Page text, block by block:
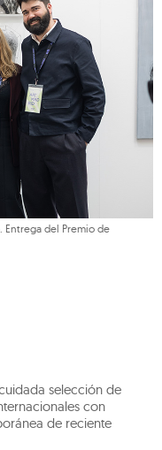
Entrega del Premio de
selección de
con
de reciente